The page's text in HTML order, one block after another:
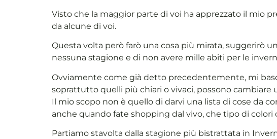
Visto che la maggior parte di voi ha apprezzato il mio
da alcune di voi.
Questa volta però farò una cosa più mirata, suggerirò
nessuna stagione e di non avere mille abiti per le
Ovviamente come già detto precedentemente, mi
soprattutto quelli più chiari o vivaci, possono cambiare
Il mio scopo non è quello di darvi una lista di cose da
anche quando fate shopping dal vivo, che tipo di colori
Partiamo stavolta dalla stagione più bistrattata in